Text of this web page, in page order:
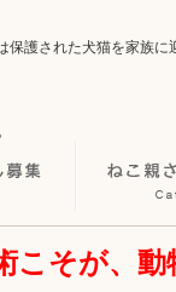
保護された犬猫を家族
こそが、